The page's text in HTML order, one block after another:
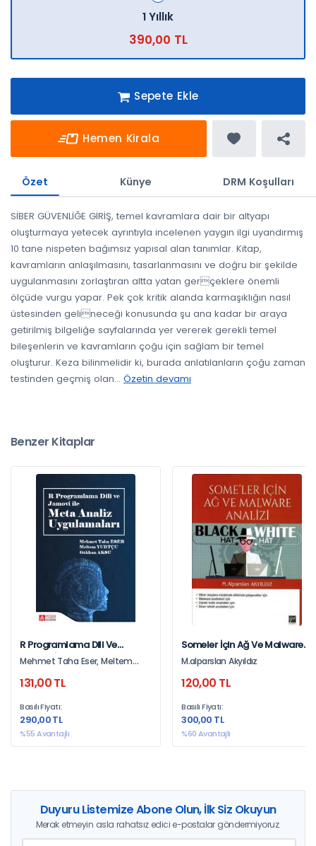
1 Yıllık
390,00 TL
Sepete Ekle
Hemen Kirala
Özet Künye DRM Koşulları
SİBER GÜVENLİĞE GİRİŞ, temel kavramlara dair bir altyapı
oluşturmaya yetecek ayrıntıyla incelenen yaygın ilgi uyandırmış
10 tane nispeten bağımsız yapısal alan tanımlar. Kitap,
kavramların anlaşılmasını, tasarlanmasını ve doğru bir şekilde
uygulanmasını zorlaştıran altta yatan gerçeklere önemli
ölçüde vurgu yapar. Pek çok kritik alanda karmaşıklığın nasıl
üstesinden gelineceği konusunda şu ana kadar bir araya
getirilmiş bilgeliğe sayfalarında yer vererek gerekli temel
bileşenlerin ve kavramların çoğu için sağlam bir temel
oluşturur. Keza bilinmelidir ki, burada anlatılanların çoğu zaman
testinden geçmiş olan... Özetin devamı
Benzer Kitaplar
R Programlama Dili Ve
Jamovi İle Meta Analiz
Mehmet Taha Eser, Meltem
131,00 TL
Basılı Fiyatı:
290,00 TL
%55 Avantajlı
Someler İçin Ağ Ve Malware
Analizii
M.alparslan Akyıldız
120,00 TL
Basılı Fiyatı:
300,00 TL
%60 Avantajlı
Duyuru Listemize Abone Olun, İlk Siz Okuyun
Merak etmeyin asla rahatsız edici e-postalar göndermiyoruz.